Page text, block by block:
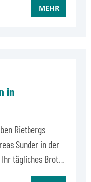
MEHR
in
Rietbergs
Sunder in der
Ihr tägliches Brot…